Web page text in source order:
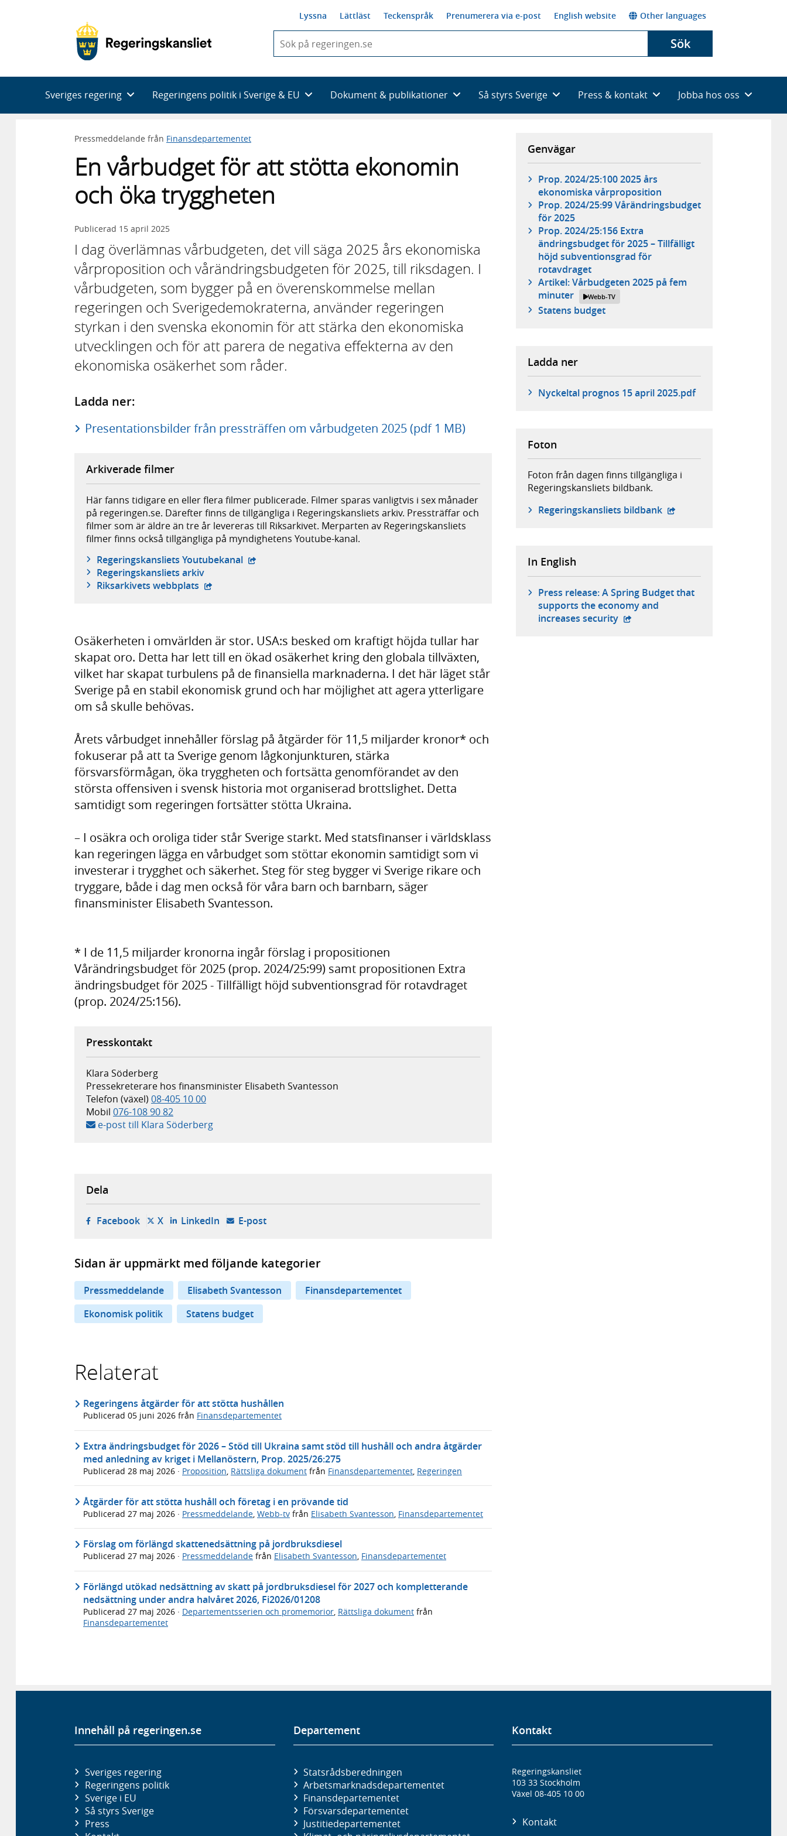
Lyssna Lättläst Teckenspråk Prenumerera via e-post English website Other languages
du
skriva
framträder
en
Sök
Sveriges regering Regeringens politik i Sverige & EU Dokument & publikationer Så styrs Sverige Press & kontakt Jobba hos oss
Pressmeddelande från Finansdepartementet
En vårbudget för att stötta ekonomin
och öka tryggheten
Publicerad 15 april 2025
I dag överlämnas vårbudgeten, det vill säga 2025 års ekonomiska
vårproposition och vårändringsbudgeten för 2025, till riksdagen. I
vårbudgeten, som bygger på en överenskommelse mellan
regeringen och Sverigedemokraterna, använder regeringen
styrkan i den svenska ekonomin för att stärka den ekonomiska
utvecklingen och för att parera de negativa effekterna av den
ekonomiska osäkerhet som råder.
Ladda ner:
Presentationsbilder från pressträffen om vårbudgeten 2025 (pdf 1 MB)
Arkiverade filmer
Här fanns tidigare en eller flera filmer publicerade. Filmer sparas vanligtvis i sex månader
på regeringen.se. Därefter finns de tillgängliga i Regeringskansliets arkiv. Pressträffar och
filmer som är äldre än tre år levereras till Riksarkivet. Merparten av Regeringskansliets
filmer finns också tillgängliga på myndighetens Youtube-kanal.
Regeringskansliets Youtubekanal - extern webbplats,
Regeringskansliets arkiv
Riksarkivets webbplats - extern webbplats,
Osäkerheten i omvärlden är stor. USA:s besked om kraftigt höjda tullar har
skapat oro. Detta har lett till en ökad osäkerhet kring den globala tillväxten,
vilket har skapat turbulens på de finansiella marknaderna. I det här läget står
Sverige på en stabil ekonomisk grund och har möjlighet att agera ytterligare
om så skulle behövas.
Årets vårbudget innehåller förslag på åtgärder för 11,5 miljarder kronor* och
fokuserar på att ta Sverige genom lågkonjunkturen, stärka
försvarsförmågan, öka tryggheten och fortsätta genomförandet av den
största offensiven i svensk historia mot organiserad brottslighet. Detta
samtidigt som regeringen fortsätter stötta Ukraina.
– I osäkra och oroliga tider står Sverige starkt. Med statsfinanser i världsklass
kan regeringen lägga en vårbudget som stöttar ekonomin samtidigt som vi
investerar i trygghet och säkerhet. Steg för steg bygger vi Sverige rikare och
tryggare, både i dag men också för våra barn och barnbarn, säger
finansminister Elisabeth Svantesson.
* I de 11,5 miljarder kronorna ingår förslag i propositionen
Vårändringsbudget för 2025 (prop. 2024/25:99) samt propositionen Extra
ändringsbudget för 2025 - Tillfälligt höjd subventionsgrad för rotavdraget
(prop. 2024/25:156).
Presskontakt
Klara Söderberg
Pressekreterare hos finansminister Elisabeth Svantesson
Telefon (växel) 08-405 10 00
Mobil 076-108 90 82
e-post till Klara Söderberg
Genvägar
Prop. 2024/25:100 2025 års
ekonomiska vårproposition
Prop. 2024/25:99 Vårändringsbudget
för 2025
Prop. 2024/25:156 Extra
ändringsbudget för 2025 – Tillfälligt
höjd subventionsgrad för
rotavdraget
Artikel: Vårbudgeten 2025 på fem
minuter
Webb-TV
Statens budget
Ladda ner
Nyckeltal prognos 15 april 2025.pdf
Foton
Foton från dagen finns tillgängliga i
Regeringskansliets bildbank.
Regeringskansliets bildbank - extern webbplats,
In English
Press release: A Spring Budget that
supports the economy and
increases security - extern webbplats,
Dela
Facebook- öppnas i ny flik, extern webbplats,
X- öppnas i ny flik, extern webbplats,
LinkedIn- öppnas i ny flik, extern webbplats,
E-post- öppnar din e-postklient,
Sidan är uppmärkt med följande kategorier
Pressmeddelande Elisabeth Svantesson
Finansdepartementet
Ekonomisk politik
Statens budget
Relaterat
Regeringens åtgärder för att stötta hushållen
Publicerad 05 juni 2026 från Finansdepartementet
Extra ändringsbudget för 2026 – Stöd till Ukraina samt stöd till hushåll och andra åtgärder
med anledning av kriget i Mellanöstern, Prop. 2025/26:275
Publicerad 28 maj 2026 · Proposition, Rättsliga dokument från Finansdepartementet, Regeringen
Åtgärder för att stötta hushåll och företag i en prövande tid
Publicerad 27 maj 2026 · Pressmeddelande Webb-tv från Elisabeth Svantesson Finansdepartementet
Förslag om förlängd skattenedsättning på jordbruksdiesel
Publicerad 27 maj 2026 · Pressmeddelande från Elisabeth Svantesson, Finansdepartementet
Förlängd utökad nedsättning av skatt på jordbruksdiesel för 2027 och kompletterande
nedsättning under andra halvåret 2026, Fi2026/01208
Publicerad 27 maj 2026 · Departementsserien och promemorior, Rättsliga dokument från
Finansdepartementet
Innehåll på regeringen.se
Sveriges regering
Regeringens politik
Sverige i EU
Så styrs Sverige
Press
Departement
Statsrådsberedningen
Arbetsmarknads­departementet
Finans­departementet
Försvars­departementet
Justitie­departementet
Kontakt
Regeringskansliet
103 33 Stockholm
Växel 08-405 10 00
Kontakt